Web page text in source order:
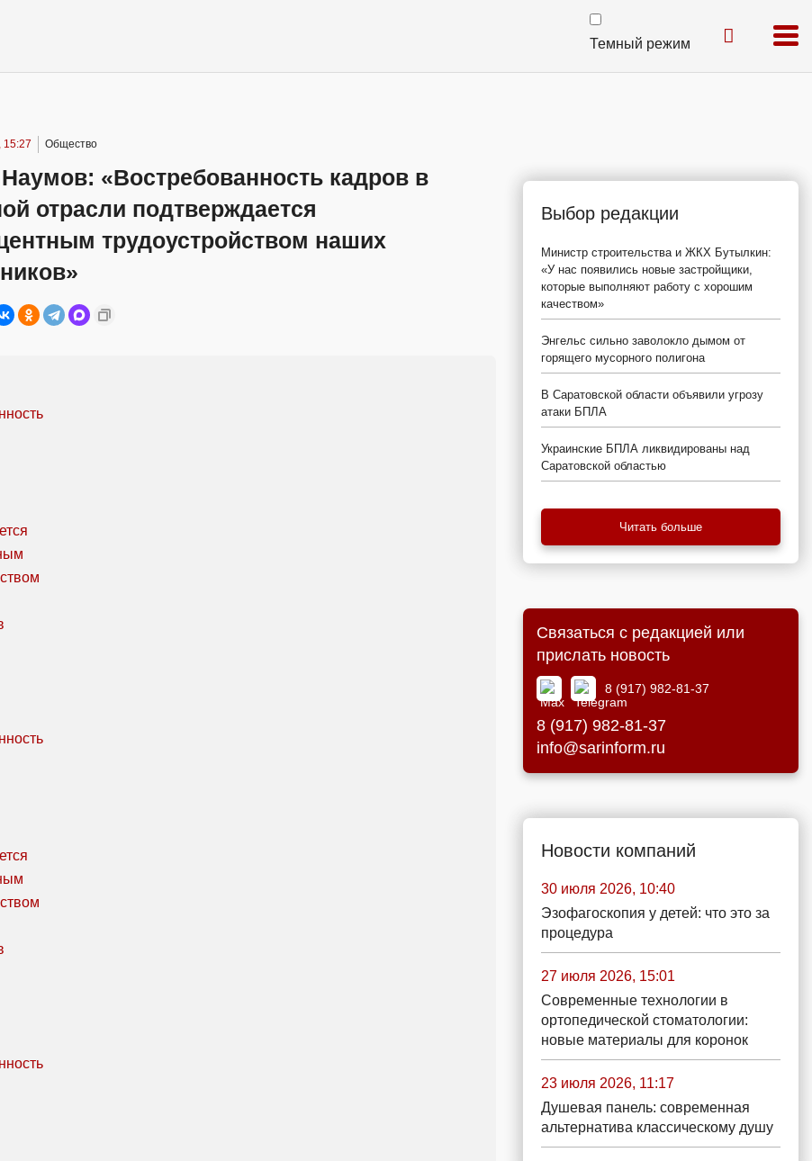
Темный режим
15:27 Общество
«Востребованность кадров в
отрасли подтверждается
трудоустройством наших
Выбор редакции
Министр строительства и ЖКХ Бутылкин:
«У нас появились новые застройщики,
которые выполняют работу с хорошим
качеством»
Энгельс сильно заволокло дымом от
горящего мусорного полигона
В Саратовской области объявили угрозу
атаки БПЛА
Украинские БПЛА ликвидированы над
Саратовской областью
Читать больше
Связаться с редакцией или
прислать новость
8 (917) 982-81-37
8 (917) 982-81-37
info@sarinform.ru
Новости компаний
30 июля 2026, 10:40
Эзофагоскопия у детей: что это за
процедура
27 июля 2026, 15:01
Современные технологии в
ортопедической стоматологии:
новые материалы для коронок
23 июля 2026, 11:17
Душевая панель: современная
альтернатива классическому душу